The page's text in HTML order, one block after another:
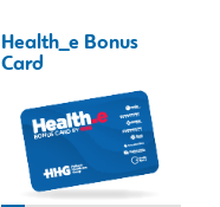
Health_e Bonus
Card